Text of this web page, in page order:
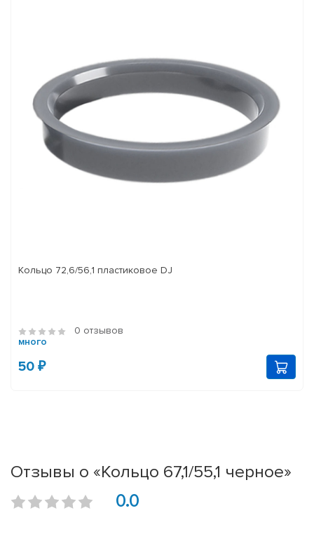
Кольцо 72,6/56,1 пластиковое DJ
0 отзывов
много
50 ₽
Отзывы о «Кольцо 67,1/55,1 черное»
0.0